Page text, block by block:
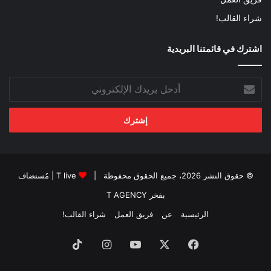
شراء القالب!
اشترك في قائمتنا البريدية
بريدك
الإلكتروني
© حقوق النشر 2026، جميع الحقوق محفوظة | T live | مُستضاف
بفخر T AGENCY
الرئيسية
عن فريق العمل شراء القالب!
فيسبوك ‫YouTubeانستقرام